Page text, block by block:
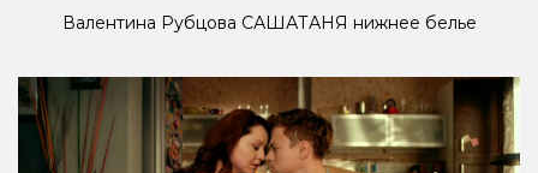
Валентина Рубцова САШАТАНЯ нижнее белье